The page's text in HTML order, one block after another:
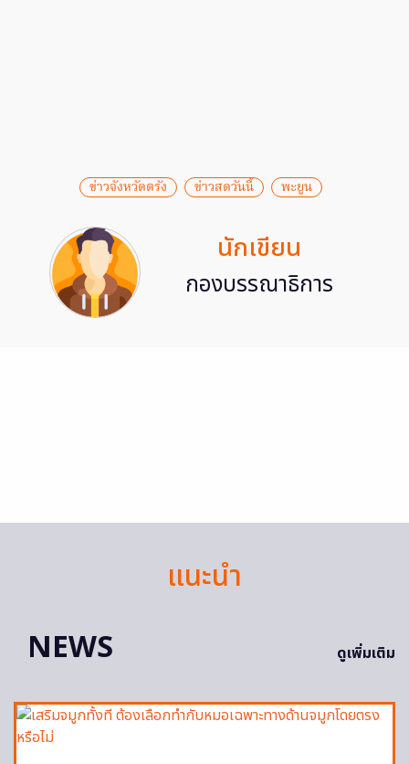
ข่าวจังหวัดตรัง ข่าวสดวันนี้ พะยูน
นักเขียน
กองบรรณาธิการ
แนะนำ
NEWS
ดูเพิ่มเติม